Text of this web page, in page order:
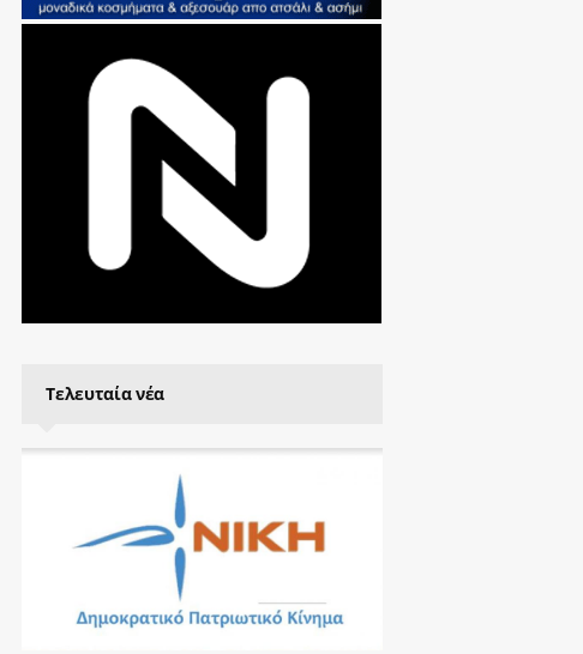
Τελευταία νέα